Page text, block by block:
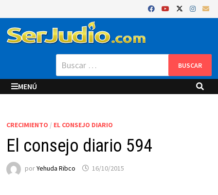
al
contenido
Buscar:
MENÚ
CRECIMIENTO / EL CONSEJO DIARIO
El consejo diario 594
porYehuda Ribco 16/10/2015